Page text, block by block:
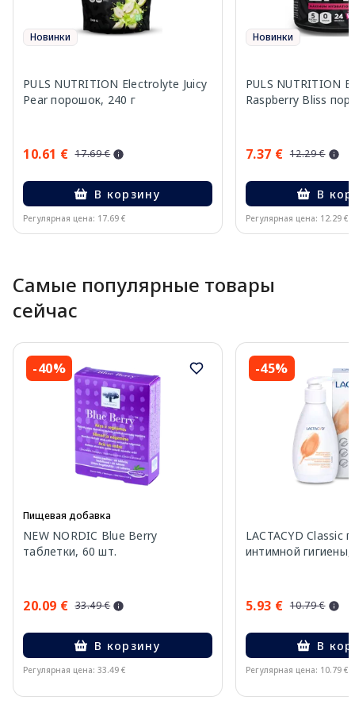
Новинки
PULS NUTRITION Electrolyte Juicy
Pear порошок, 240 г
10.61 € 17.69 €
В корзину
Регулярная цена: 17.69 €
Новинки
PULS NUTRITION
Raspberry Bliss
7.37 € 12.29 €
В
Регулярная цена: 12.29 €
Самые популярные товары
сейчас
-40%
Пищевая добавка
NEW NORDIC Blue Berry
таблетки, 60 шт.
20.09 € 33.49 €
В корзину
Регулярная цена: 33.49 €
-45%
LACTACYD Classic
интимной
5.93 € 10.79 €
В
Регулярная цена: 10.79 €